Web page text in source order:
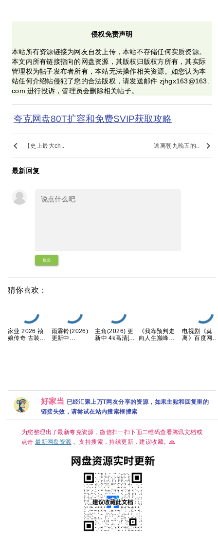
侵权免责声明
本站所有资源链接为网友自发上传，本站不存储任何实质资源。
本文内所有链接指向的网盘资源，其版权归版权方所有，其实际
管理权为帖子发布者所有，本站无法操作相关资源。如您认为本
站任何介绍帖侵犯了您的合法版权，请发送邮件 zjhgx163@163.
com 进行投诉，管理员会删除相关帖子。
夸克网盘80T扩容和免费SVIP获取攻略
keyboard_arrow_left 【史上最大ch.. 逃离朝九晚五的.. keyboard_arrow_right
最新回复
提交
猜你喜欢：
新中 4k高清[国
源][1GB集]
好家当 已经汇聚上万T网友分享的资源，如果主贴和回复里的
链接失效，请尝试在站内搜索框搜索
为您整理出了最新夸克资源，微信扫一扫下面二维码查看腾讯文档或
点击最新网盘资源 。支持搜索，持续更新，建议收藏。🙏